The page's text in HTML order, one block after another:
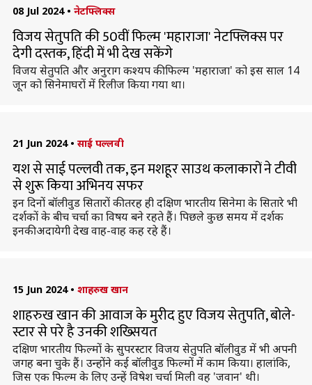
08 Jul 2024 • नेटफ्लिक्स
विजय सेतुपति की 50वीं फिल्म 'महाराजा' नेटफ्लिक्स पर
देगी दस्तक, हिंदी में भी देख सकेंगे
विजय सेतुपति और अनुराग कश्यप की फिल्म 'महाराजा' को इस साल 14
जून को सिनेमाघरों में रिलीज किया गया था।
21 Jun 2024 • साई पल्लवी
यश से साई पल्लवी तक, इन मशहूर साउथ कलाकारों ने टीवी
से शुरू किया अभिनय सफर
इन दिनों बॉलीवुड सितारों की तरह ही दक्षिण भारतीय सिनेमा के सितारे भी
दर्शकों के बीच चर्चा का विषय बने रहते हैं। पिछले कुछ समय में दर्शक
इनकी अदायेगी देख वाह-वाह कह रहे हैं।
15 Jun 2024 • शाहरुख खान
शाहरुख खान की आवाज के मुरीद हुए विजय सेतुपति, बोले-
स्टार से परे है उनकी शख्सियत
दक्षिण भारतीय फिल्मों के सुपरस्टार विजय सेतुपति बॉलीवुड में भी अपनी
जगह बना चुके हैं। उन्होंने कई बॉलीवुड फिल्मों में काम किया। हालांकि,
जिस एक फिल्म के लिए उन्हें विषेश चर्चा मिली वह 'जवान' थी।